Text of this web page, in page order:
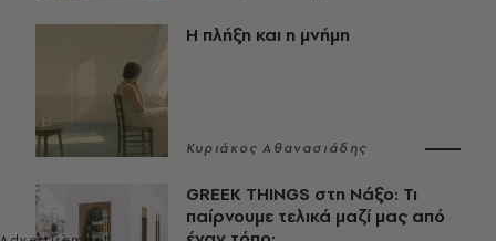
Η πλήξη και η μνήμη
Κυριάκος Αθανασιάδης
GREEK THINGS στη Νάξο: Τι
παίρνουμε τελικά μαζί μας από